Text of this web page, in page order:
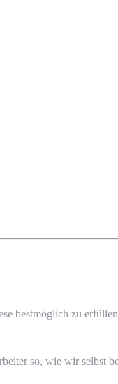
bestmöglich zu
so, wie wir selbst